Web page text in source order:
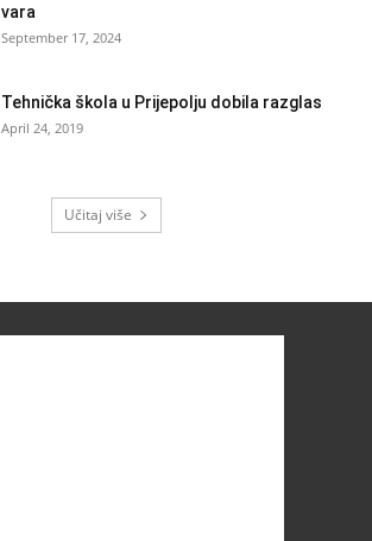
vara
September 17, 2024
Tehnička škola u Prijepolju dobila razglas
April 24, 2019
Učitaj više